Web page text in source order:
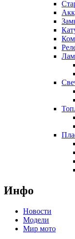
Инфо
Новости
Модели
Мир мото